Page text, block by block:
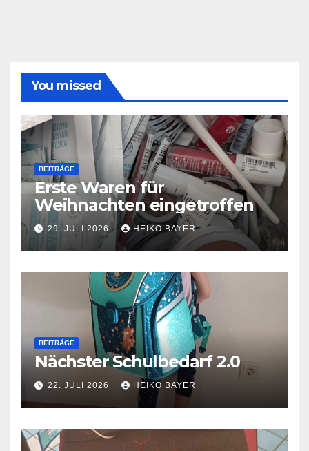
You missed
BEITRÄGE
Erste Waren für
Weihnachten eingetroffen
29. JULI 2026 HEIKO BAYER
BEITRÄGE
Nächster Schulbedarf 2.0
22. JULI 2026 HEIKO BAYER